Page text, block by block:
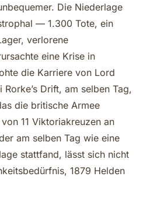
Die Niederlage
— 1.300 Tote, ein
verlorene
eine Krise in
die Karriere von Lord
Drift, am selben Tag,
die britische Armee
11 Viktoriakreuzen an
am selben Tag wie eine
stattfand, lässt sich nicht
1879 Helden